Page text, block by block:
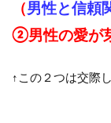
（男性と信頼
②男性の愛が
↑この２つは交際